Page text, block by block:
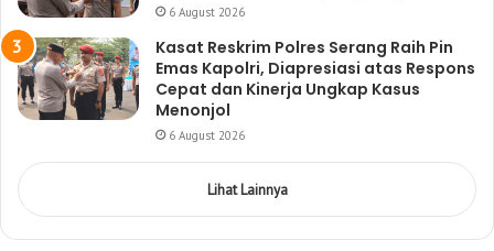
6 August 2026
Kasat Reskrim Polres Serang Raih Pin
Emas Kapolri, Diapresiasi atas Respons
Cepat dan Kinerja Ungkap Kasus
Menonjol
6 August 2026
Lihat Lainnya